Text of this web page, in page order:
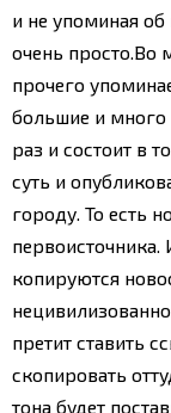
и не упоминая об
очень просто. Во
прочего
большие и много
раз и состоит в
суть и
городу. То есть
первоисточника.
копируются
нецивилизованно.
претит ставить
скопировать
тона будет